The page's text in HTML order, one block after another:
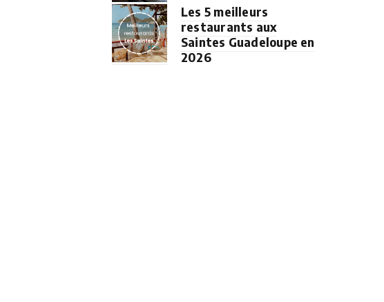
Les 5 meilleurs
restaurants aux
Saintes Guadeloupe en
2026